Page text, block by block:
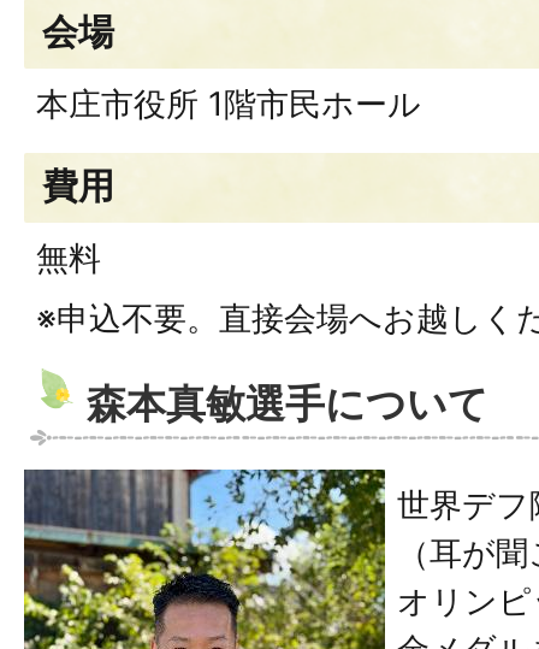
会場
本庄市役所 1階市民ホール
費用
無料
※申込不要。直接会場へお越しく
森本真敏選手について
世界デ
（耳が
オリン